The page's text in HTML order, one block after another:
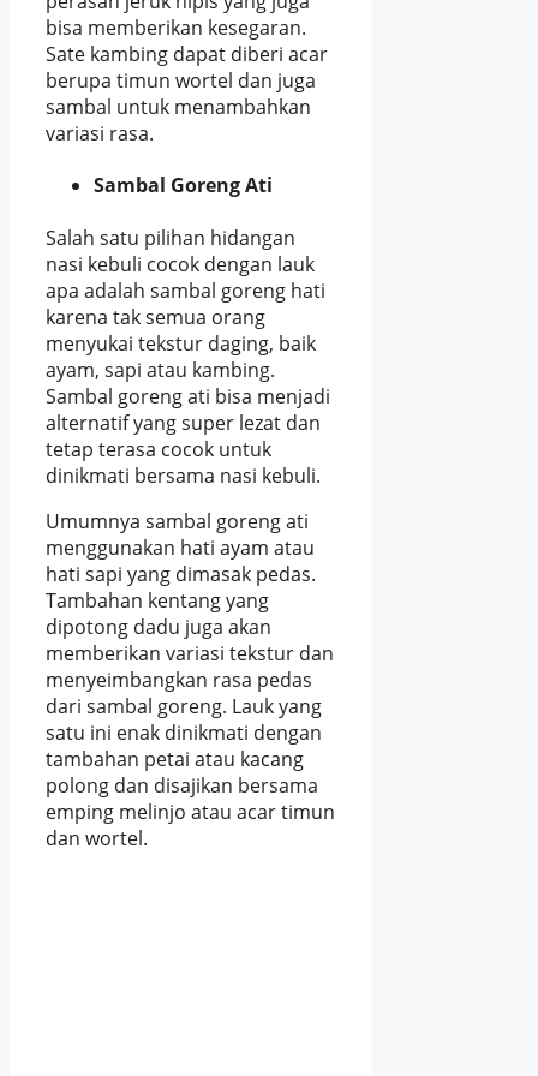
bisa memberikan kesegaran.
Sate kambing dapat diberi acar
berupa timun wortel dan juga
sambal untuk menambahkan
variasi rasa.
Sambal Goreng Ati
Salah satu pilihan hidangan
nasi kebuli cocok dengan lauk
apa adalah sambal goreng hati
karena tak semua orang
menyukai tekstur daging, baik
ayam, sapi atau kambing.
Sambal goreng ati bisa menjadi
alternatif yang super lezat dan
tetap terasa cocok untuk
dinikmati bersama nasi kebuli.
Umumnya sambal goreng ati
menggunakan hati ayam atau
hati sapi yang dimasak pedas.
Tambahan kentang yang
dipotong dadu juga akan
memberikan variasi tekstur dan
menyeimbangkan rasa pedas
dari sambal goreng. Lauk yang
satu ini enak dinikmati dengan
tambahan petai atau kacang
polong dan disajikan bersama
emping melinjo atau acar timun
dan wortel.